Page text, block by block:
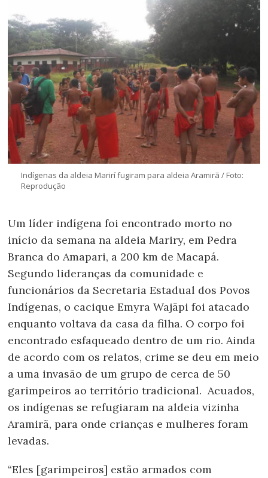
Indígenas da aldeia Marirí fugiram para aldeia Aramirã / Foto:
Reprodução
Um líder indígena foi encontrado morto no
início da semana na aldeia Mariry, em Pedra
Branca do Amapari, a 200 km de Macapá.
Segundo lideranças da comunidade e
funcionários da Secretaria Estadual dos Povos
Indígenas, o cacique Emyra Wajãpi foi atacado
enquanto voltava da casa da filha. O corpo foi
encontrado esfaqueado dentro de um rio. Ainda
de acordo com os relatos, crime se deu em meio
a uma invasão de um grupo de cerca de 50
garimpeiros ao território tradicional. Acuados,
os indígenas se refugiaram na aldeia vizinha
Aramirã, para onde crianças e mulheres foram
levadas.
“Eles [garimpeiros] estão armados com